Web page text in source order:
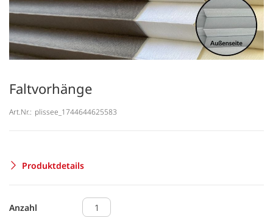
Faltvorhänge
Art.Nr.: plissee_1744644625583
Produktdetails
Anzahl